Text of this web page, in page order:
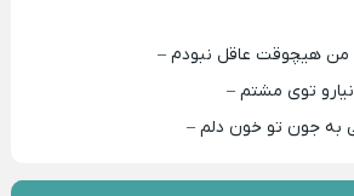
من هیچوقت عاقل نبودم –
توی مشتم –
به جون تو خون دلم –